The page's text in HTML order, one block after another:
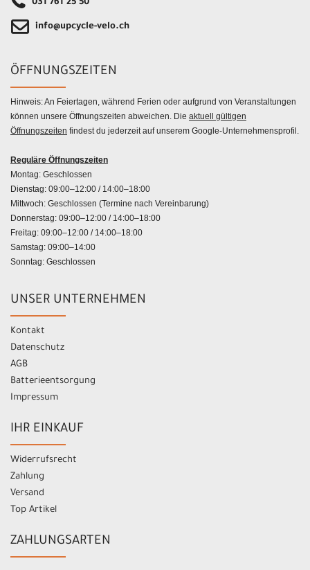
031 761 25 50
info@upcycle-velo.ch
ÖFFNUNGSZEITEN
Hinweis: An Feiertagen, während Ferien oder aufgrund von Veranstaltungen
können unsere Öffnungszeiten abweichen. Die aktuell gültigen
Öffnungszeiten findest du jederzeit auf unserem Google-Unternehmensprofil.
Reguläre Öffnungszeiten
Montag: Geschlossen
Dienstag: 09:00–12:00 / 14:00–18:00
Mittwoch: Geschlossen (Termine nach Vereinbarung)
Donnerstag: 09:00–12:00 / 14:00–18:00
Freitag: 09:00–12:00 / 14:00–18:00
Samstag: 09:00–14:00
Sonntag: Geschlossen
UNSER UNTERNEHMEN
Kontakt
Datenschutz
AGB
Batterieentsorgung
Impressum
IHR EINKAUF
Widerrufsrecht
Zahlung
Versand
Top Artikel
ZAHLUNGSARTEN